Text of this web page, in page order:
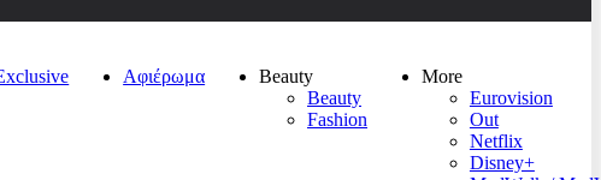
Αφιέρωμα
Beauty
Beauty
Fashion
More
Eurovision
Out
Netflix
Disney+